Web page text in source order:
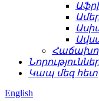
Կապ մեզ հետ
English